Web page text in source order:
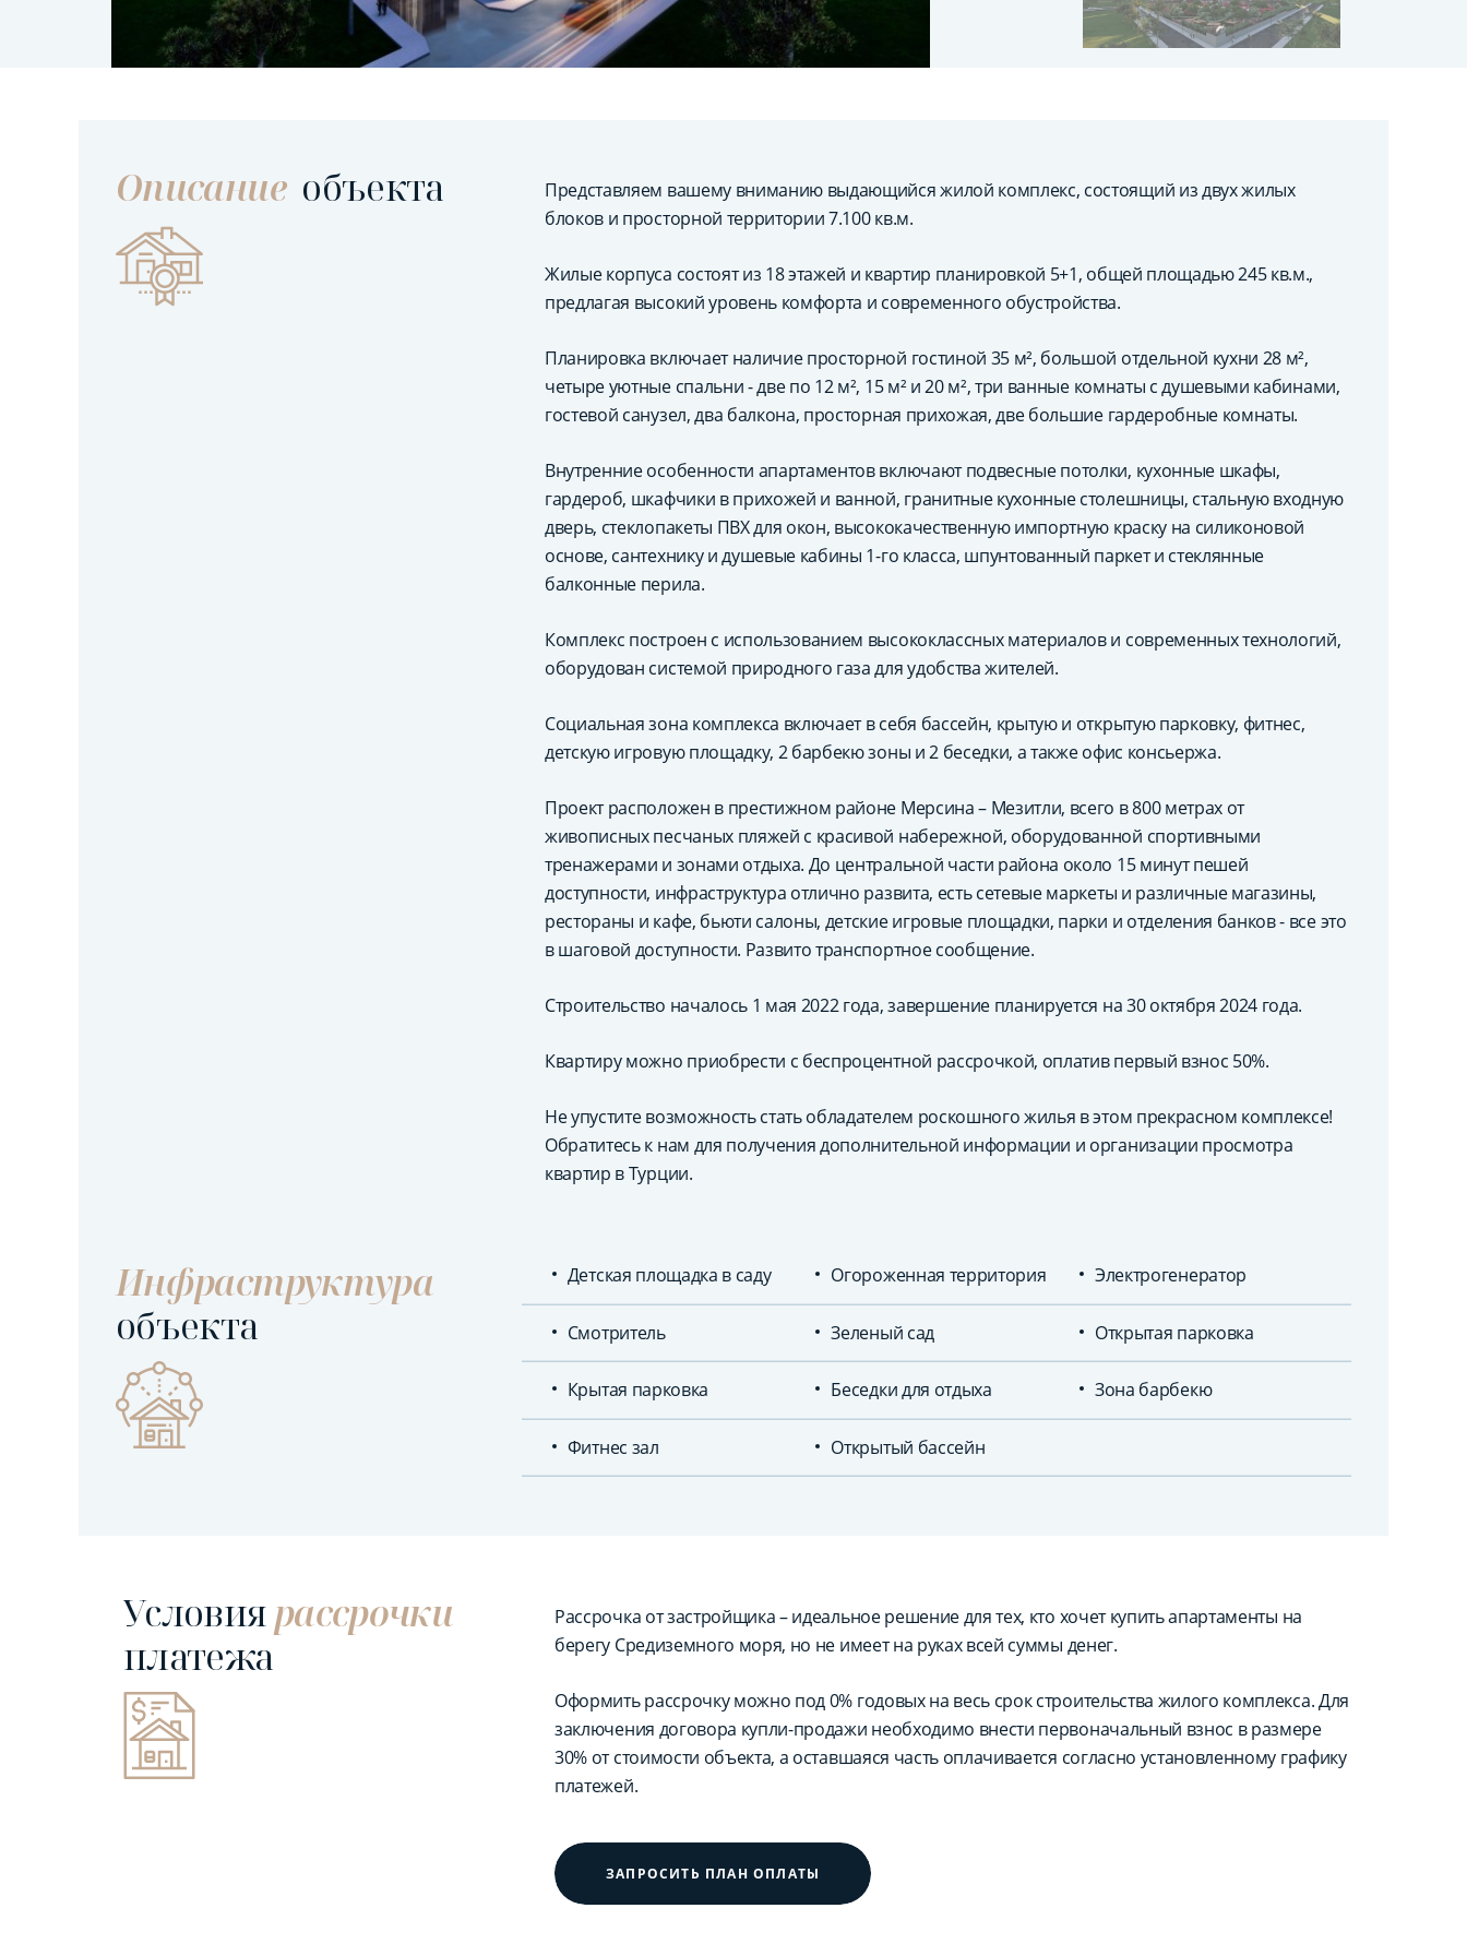
Описание объекта
Представляем вашему вниманию выдающийся жилой комплекс, состоящий из двух жилых
блоков и просторной территории 7.100 кв.м.
Жилые корпуса состоят из 18 этажей и квартир планировкой 5+1, общей площадью 245 кв.м.,
предлагая высокий уровень комфорта и современного обустройства.
Планировка включает наличие просторной гостиной 35 м², большой отдельной кухни 28 м²,
четыре уютные спальни - две по 12 м², 15 м² и 20 м², три ванные комнаты с душевыми кабинами,
гостевой санузел, два балкона, просторная прихожая, две большие гардеробные комнаты.
Внутренние особенности апартаментов включают подвесные потолки, кухонные шкафы,
гардероб, шкафчики в прихожей и ванной, гранитные кухонные столешницы, стальную входную
дверь, стеклопакеты ПВХ для окон, высококачественную импортную краску на силиконовой
основе, сантехнику и душевые кабины 1-го класса, шпунтованный паркет и стеклянные
балконные перила.
Комплекс построен с использованием высококлассных материалов и современных технологий,
оборудован системой природного газа для удобства жителей.
Социальная зона комплекса включает в себя бассейн, крытую и открытую парковку, фитнес,
детскую игровую площадку, 2 барбекю зоны и 2 беседки, а также офис консьержа.
Проект расположен в престижном районе Мерсина – Мезитли, всего в 800 метрах от
живописных песчаных пляжей с красивой набережной, оборудованной спортивными
тренажерами и зонами отдыха. До центральной части района около 15 минут пешей
доступности, инфраструктура отлично развита, есть сетевые маркеты и различные магазины,
рестораны и кафе, бьюти салоны, детские игровые площадки, парки и отделения банков - все это
в шаговой доступности. Развито транспортное сообщение.
Строительство началось 1 мая 2022 года, завершение планируется на 30 октября 2024 года.
Квартиру можно приобрести с беспроцентной рассрочкой, оплатив первый взнос 50%.
Не упустите возможность стать обладателем роскошного жилья в этом прекрасном комплексе!
Обратитесь к нам для получения дополнительной информации и организации просмотра
квартир в Турции.
Инфраструктура
объекта
Детская площадка в саду Огороженная территория Электрогенератор
Смотритель Зеленый сад Открытая парковка
Крытая парковка Беседки для отдыха Зона барбекю
Фитнес зал Открытый бассейн
Условиярассрочки
платежа
Рассрочка от застройщика – идеальное решение для тех, кто хочет купить апартаменты на
берегу Средиземного моря, но не имеет на руках всей суммы денег.
Оформить рассрочку можно под 0% годовых на весь срок строительства жилого комплекса. Для
заключения договора купли-продажи необходимо внести первоначальный взнос в размере
30% от стоимости объекта, а оставшаяся часть оплачивается согласно установленному графику
платежей.
ЗАПРОСИТЬ ПЛАН ОПЛАТЫ